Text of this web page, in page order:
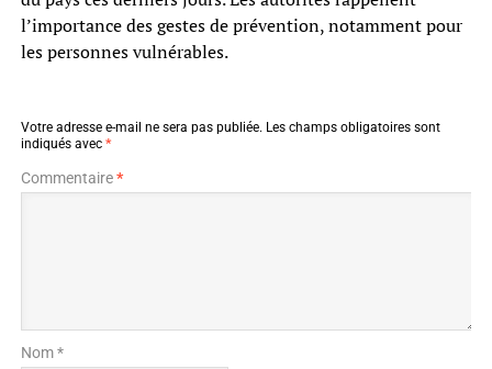
l’importance des gestes de prévention, notamment pour
les personnes vulnérables.
Votre adresse e-mail ne sera pas publiée. Les champs obligatoires sont
indiqués avec *
Commentaire*
Nom *